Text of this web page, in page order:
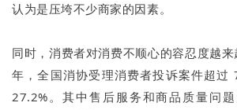
认为是压垮不少商家的因素。
同时，消费者对消费不顺心的容忍度越
年，全国消协受理消费者投诉案件超过
27.2%。其中售后服务和商品质量问